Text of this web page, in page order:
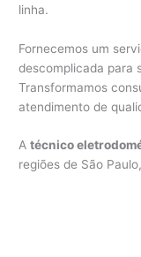
linha.
Fornecemos um
descomplicada para
Transformamos
atendimento de
Atécnico
regiões de São